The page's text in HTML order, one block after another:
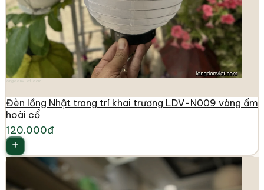
Đèn lồng Nhật trang trí khai trương LDV-N009 vàng ấm
hoài cổ
120.000đ